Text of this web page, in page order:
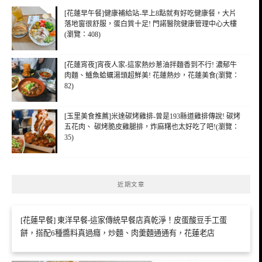
[花蓮早午餐]健康補給站-早上8點就有好吃健康餐，大片
落地窗很舒服，蛋白質十足! 門諾醫院健康管理中心大樓
(瀏覽：408)
[花蓮宵夜]宵夜人家-這家熱炒蔥油拌麵香到不行! 濃郁牛
肉麵、鱸魚蛤蠣湯頭超鮮美! 花蓮熱炒，花蓮美食(瀏覽：
82)
[玉里美食推薦]米達碳烤雞排-曾是193縣道雞排傳說! 碳烤
五花肉、 碳烤脆皮雞腿排，炸麻糬也太好吃了吧!(瀏覽：
35)
近期文章
[花蓮早餐] 東洋早餐-這家傳統早餐店真乾淨！皮蛋酸豆手工蛋
餅，搭配6種醬料真過癮，炒麵、肉羹麵通通有，花蓮老店